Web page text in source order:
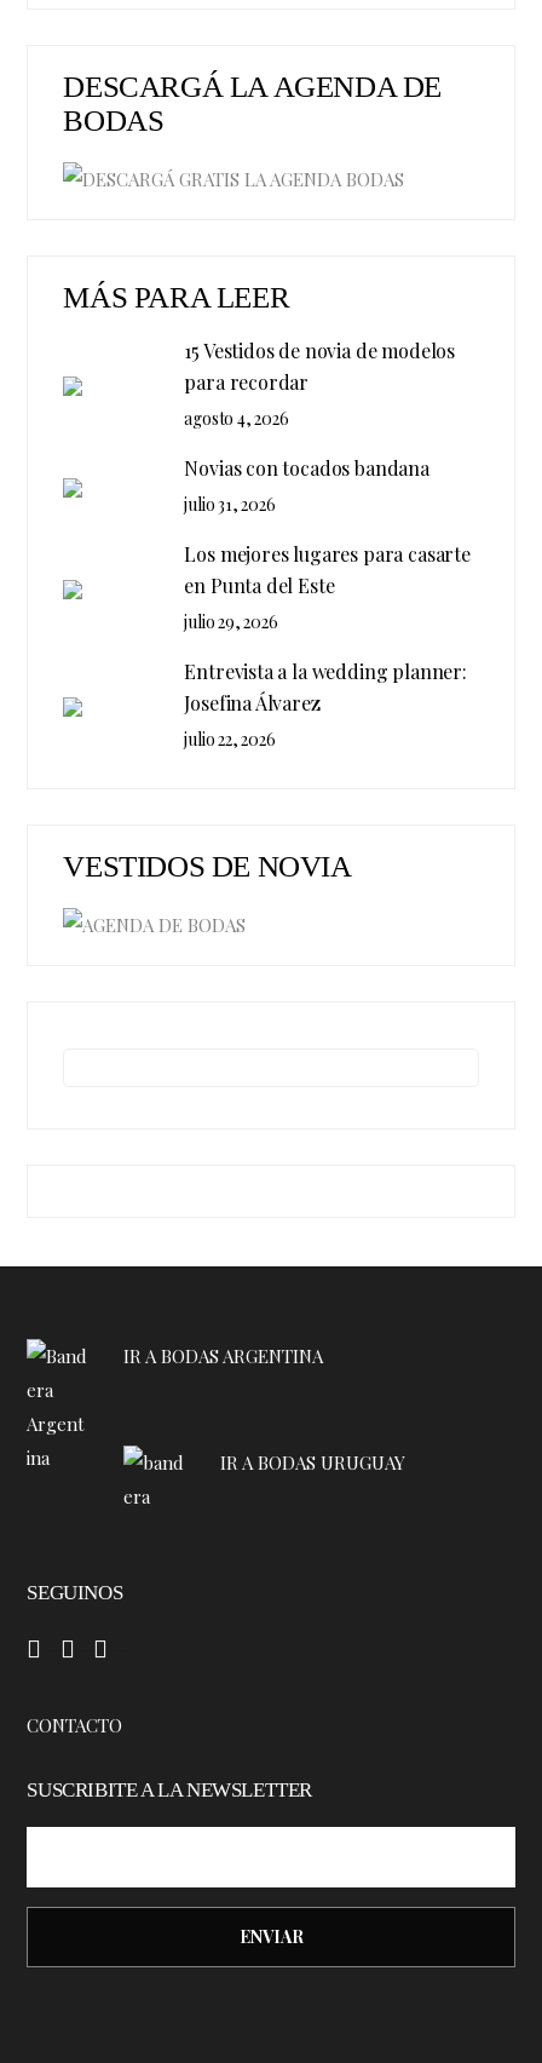
DESCARGÁ LA AGENDA DE
BODAS
MÁS PARA LEER
15 Vestidos de novia de modelos
para recordar
agosto 4, 2026
Novias con tocados bandana
julio 31, 2026
Los mejores lugares para casarte
en Punta del Este
julio 29, 2026
Entrevista a la wedding planner:
Josefina Álvarez
julio 22, 2026
VESTIDOS DE NOVIA
IR A BODAS ARGENTINA
IR A BODAS URUGUAY
SEGUINOS
CONTACTO
SUSCRIBITE A LA NEWSLETTER